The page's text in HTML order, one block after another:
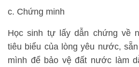
c. Chứng minh
Học sinh tự lấy dẫn chứng về
tiêu biểu của lòng yêu nước,
mình để bảo vệ đất nước làm